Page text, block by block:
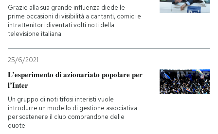
Grazie alla sua grande influenza diede le
prime occasioni di visibilità a cantanti, comici e
intrattenitori diventati volti noti della
televisione italiana
25/6/2021
L’esperimento di azionariato popolare per
l’Inter
Un gruppo di noti tifosi interisti vuole
introdurre un modello di gestione associativa
per sostenere il club comprandone delle
quote